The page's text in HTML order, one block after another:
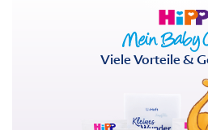
Viele Vorteile &